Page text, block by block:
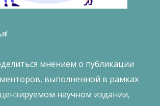
мнением о публикации
выполненной в рамках
научном издании,